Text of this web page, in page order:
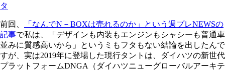
タ
前回、
「なんでN－BOXは売れるのか」という週プレNEWSの
記事で私は、「デザインも内装もエンジンもシャシーも普通車
並みに質感高いから」というミもフタもない結論を出したんで
すが、実は2019年に登場した現行タントは、ダイハツの新世代
プラットフォームDNGA（ダイハツニューグローバルアーキテ